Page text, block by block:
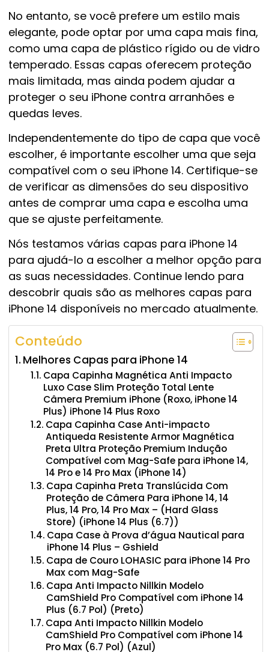
No entanto, se você prefere um estilo mais
elegante, pode optar por uma capa mais fina,
como uma capa de plástico rígido ou de vidro
temperado. Essas capas oferecem proteção
mais limitada, mas ainda podem ajudar a
proteger o seu iPhone contra arranhões e
quedas leves.
Independentemente do tipo de capa que você
escolher, é importante escolher uma que seja
compatível com o seu iPhone 14. Certifique-se
de verificar as dimensões do seu dispositivo
antes de comprar uma capa e escolha uma
que se ajuste perfeitamente.
Nós testamos várias capas para iPhone 14
para ajudá-lo a escolher a melhor opção para
as suas necessidades. Continue lendo para
descobrir quais são as melhores capas para
iPhone 14 disponíveis no mercado atualmente.
Conteúdo
Melhores Capas para iPhone 14
Capa Capinha Magnética Anti Impacto
Luxo Case Slim Proteção Total Lente
Câmera Premium iPhone (Roxo, iPhone 14
Plus) iPhone 14 Plus Roxo
Capa Capinha Case Anti-impacto
Antiqueda Resistente Armor Magnética
Preta Ultra Proteção Premium Indução
Compatível com Mag-Safe para iPhone 14,
14 Pro e 14 Pro Max (iPhone 14)
Capa Capinha Preta Translúcida Com
Proteção de Câmera Para iPhone 14, 14
Plus, 14 Pro, 14 Pro Max – (Hard Glass
Store) (iPhone 14 Plus (6.7))
Capa Case à Prova d’água Nautical para
iPhone 14 Plus – Gshield
Capa de Couro LOHASIC para iPhone 14 Pro
Max com Mag-Safe
Capa Anti Impacto Nillkin Modelo
CamShield Pro Compatível com iPhone 14
Plus (6.7 Pol) (Preto)
Capa Anti Impacto Nillkin Modelo
CamShield Pro Compatível com iPhone 14
Pro Max (6.7 Pol) (Azul)